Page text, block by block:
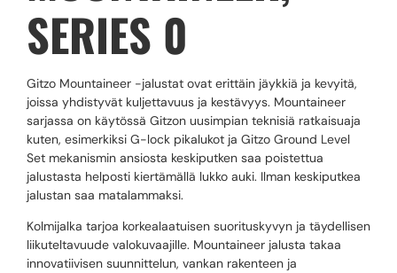
SERIES 0
Gitzo Mountaineer -jalustat ovat erittäin jäykkiä ja kevyitä,
joissa yhdistyvät kuljettavuus ja kestävyys. Mountaineer
sarjassa on käytössä Gitzon uusimpian teknisiä ratkaisuaja
kuten, esimerkiksi G-lock pikalukot ja Gitzo Ground Level
Set mekanismin ansiosta keskiputken saa poistettua
jalustasta helposti kiertämällä lukko auki. Ilman keskiputkea
jalustan saa matalammaksi.
Kolmijalka tarjoa korkealaatuisen suorituskyvyn ja täydellisen
liikuteltavuude valokuvaajille. Mountaineer jalusta takaa
innovatiivisen suunnittelun, vankan rakenteen ja